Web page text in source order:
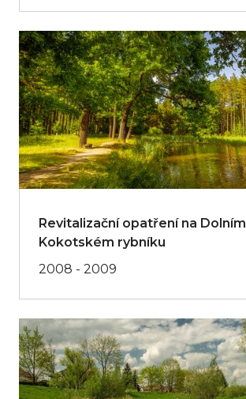
Revitalizační opatření na Dolním
Kokotském rybníku
2008 - 2009